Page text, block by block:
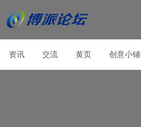
资讯 交流 黄页 创意小铺